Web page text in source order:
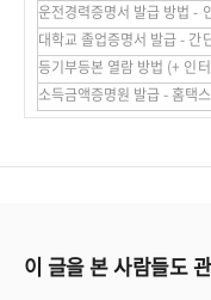
운전경력증명서 발급 방법 -
대학교 졸업증명서 발급 - 간
등기부등본 열람 방법 (+ 인
소득금액증명원 발급 - 홈택
이 글을 본 사람들도